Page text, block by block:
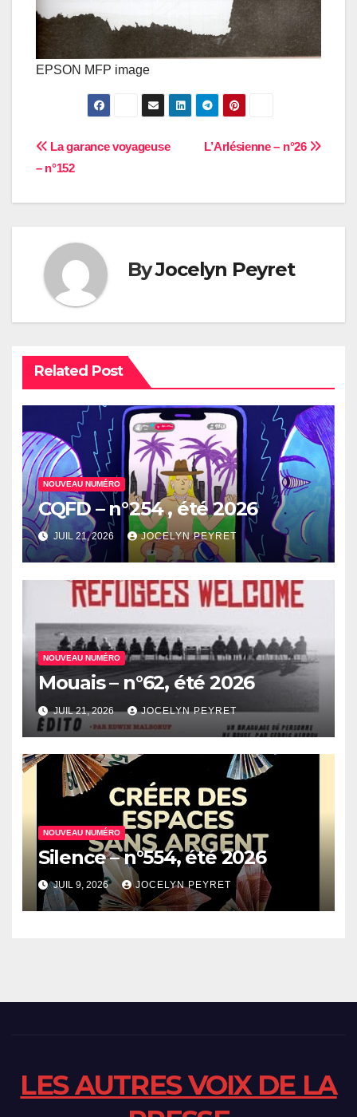
EPSON MFP image
Navigation
L’Arlésienne – n°26
La garance voyageuse
– n°152
ByJocelyn Peyret
Related Post
NOUVEAU NUMÉRO
CQFD – n°254 , été 2026
JUIL 21, 2026 JOCELYN PEYRET
NOUVEAU NUMÉRO
Mouais – n°62, été 2026
JUIL 21, 2026 JOCELYN PEYRET
NOUVEAU NUMÉRO
Silence – n°554, été 2026
JUIL 9, 2026 JOCELYN PEYRET
LES AUTRES VOIX DE LA